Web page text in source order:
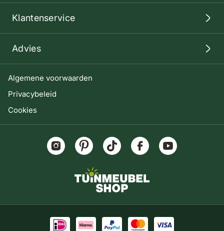
Algemene voorwaarden
Privacybeleid
Cookies
Klantenservice
Advies